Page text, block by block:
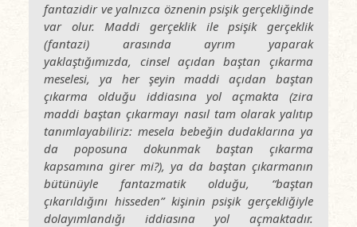
fantazidir ve yalnızca öznenin psişik gerçekliğinde
var olur. Maddi gerçeklik ile psişik gerçeklik
(fantazi) arasında ayrım yaparak
yaklaştığımızda, cinsel açıdan baştan çıkarma
meselesi, ya her şeyin maddi açıdan baştan
çıkarma olduğu iddiasına yol açmakta (zira
maddi baştan çıkarmayı nasıl tam olarak yalıtıp
tanımlayabiliriz: mesela bebeğin dudaklarına ya
da poposuna dokunmak baştan çıkarma
kapsamına girer mi?), ya da baştan çıkarmanın
bütünüyle fantazmatik olduğu, “baştan
çıkarıldığını hisseden” kişinin psişik gerçekliğiyle
dolayımlandığı iddiasına yol açmaktadır.